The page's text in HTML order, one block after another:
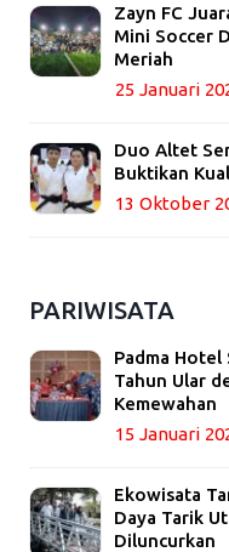
Zayn FC
Mini Soccer
Meriah
25 Januari
Duo Altet
Buktikan
13 Oktober
PARIWISATA
Padma Hotel
Tahun Ular
Kemewahan
15 Januari
Ekowisata
Daya Tarik
Diluncurkan